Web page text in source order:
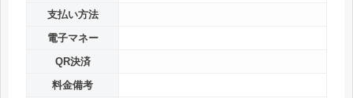
支払い方法
電子マネー
QR決済
料金備考